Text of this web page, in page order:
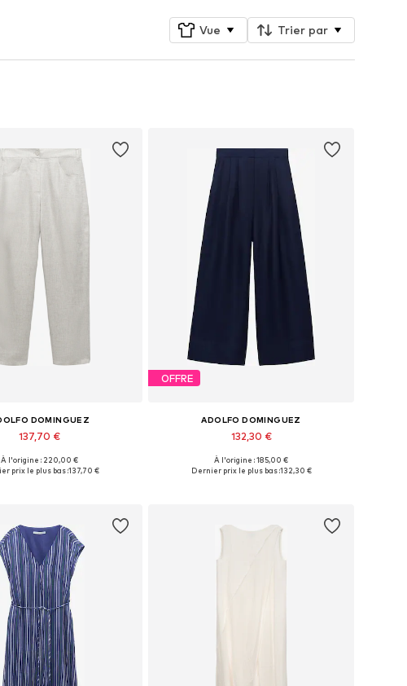
Vue Trier par
DOMINGUEZ
137,70 €
36, 38, 40, 42, 44
À l'origine : 220,00 €
prix le plus bas :137,70 €
OFFRE
ADOLFO DOMINGUEZ
132,30 €
Tailles disponibles: 34, 36, 38, 40
À l'origine : 185,00 €
Dernier prix le plus bas :132,30 €